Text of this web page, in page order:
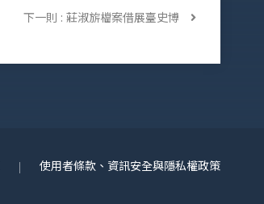
下一則 : 莊淑旂檔案借展臺史博
使用者條款、資訊安全與隱私權政策